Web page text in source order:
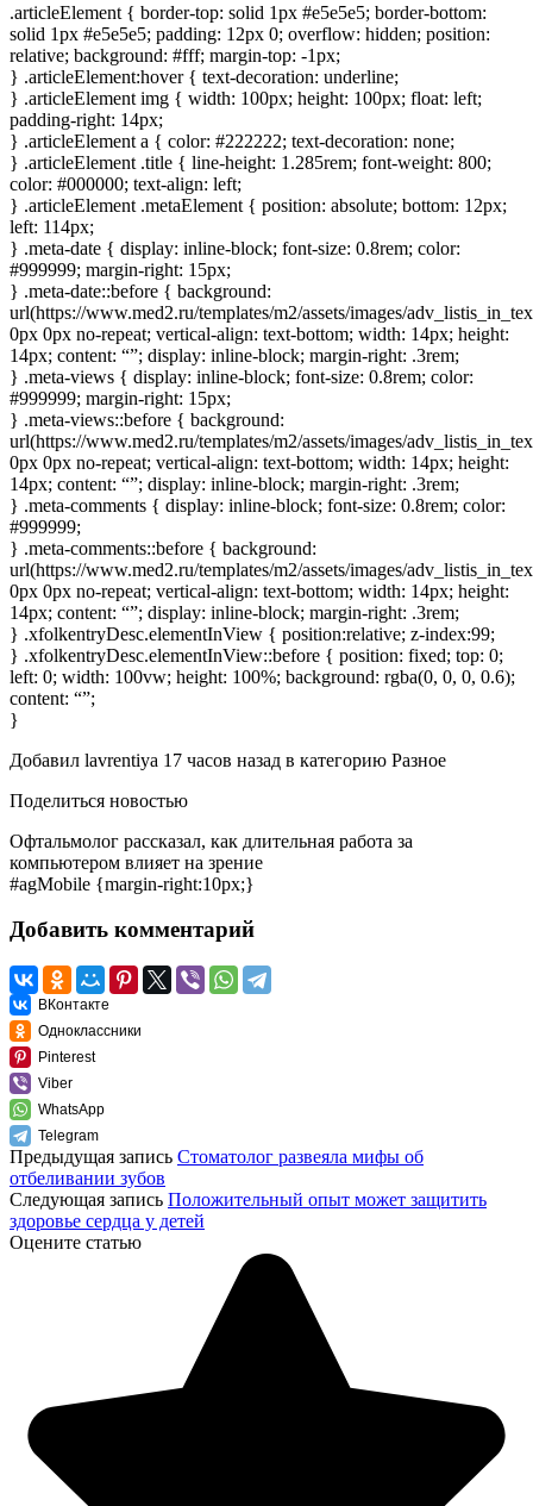
.articleElement { border-top: solid 1px #e5e5e5; border-bottom:
solid 1px #e5e5e5; padding: 12px 0; overflow: hidden; position:
relative; background: #fff; margin-top: -1px;
} .articleElement:hover { text-decoration: underline;
} .articleElement img { width: 100px; height: 100px; float: left;
padding-right: 14px;
} .articleElement a { color: #222222; text-decoration: none;
} .articleElement .title { line-height: 1.285rem; font-weight: 800;
color: #000000; text-align: left;
} .articleElement .metaElement { position: absolute; bottom: 12px;
left: 114px;
} .meta-date { display: inline-block; font-size: 0.8rem; color:
#999999; margin-right: 15px;
} .meta-date::before { background:
url(https://www.med2.ru/templates/m2/assets/images/
0px 0px no-repeat; vertical-align: text-bottom; width: 14px; height:
14px; content: “”; display: inline-block; margin-right: .3rem;
} .meta-views { display: inline-block; font-size: 0.8rem; color:
#999999; margin-right: 15px;
} .meta-views::before { background:
url(https://www.med2.ru/templates/m2/assets/images/
0px 0px no-repeat; vertical-align: text-bottom; width: 14px; height:
14px; content: “”; display: inline-block; margin-right: .3rem;
} .meta-comments { display: inline-block; font-size: 0.8rem; color:
#999999;
} .meta-comments::before { background:
url(https://www.med2.ru/templates/m2/assets/images/
0px 0px no-repeat; vertical-align: text-bottom; width: 14px; height:
14px; content: “”; display: inline-block; margin-right: .3rem;
} .xfolkentryDesc.elementInView { position:relative; z-index:99;
} .xfolkentryDesc.elementInView::before { position: fixed; top: 0;
left: 0; width: 100vw; height: 100%; background: rgba(0, 0, 0, 0.6);
content: “”;
}
Добавил lavrentiya 17 часов назад в категорию Разное
Поделиться новостью
Офтальмолог рассказал, как длительная работа за
компьютером влияет на зрение
#agMobile {margin-right:10px;}
Добавить комментарий
ВКонтакте
Одноклассники
Pinterest
Viber
WhatsApp
Telegram
Предыдущая запись Стоматолог развеяла мифы об
отбеливании зубов
Следующая запись Положительный опыт может защитить
здоровье сердца у детей
Оцените статью